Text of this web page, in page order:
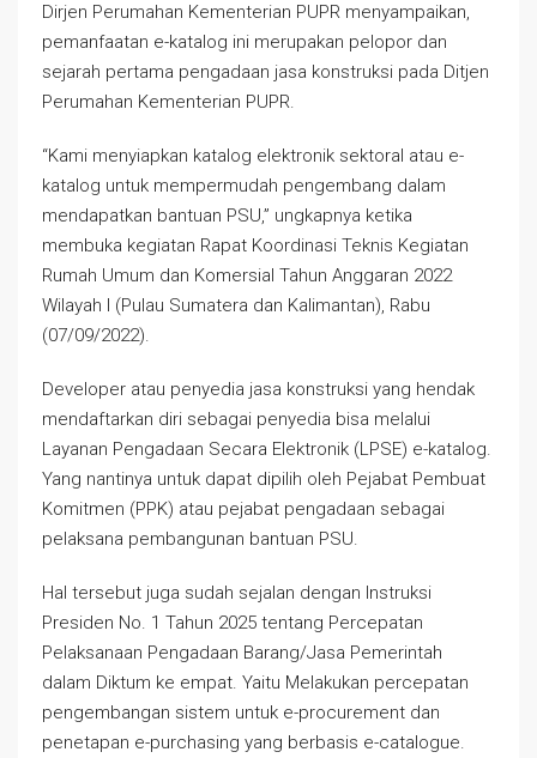
Dirjen Perumahan Kementerian PUPR menyampaikan,
pemanfaatan e-katalog ini merupakan pelopor dan
sejarah pertama pengadaan jasa konstruksi pada Ditjen
Perumahan Kementerian PUPR.
“Kami menyiapkan katalog elektronik sektoral atau e-
katalog untuk mempermudah pengembang dalam
mendapatkan bantuan PSU,” ungkapnya ketika
membuka kegiatan Rapat Koordinasi Teknis Kegiatan
Rumah Umum dan Komersial Tahun Anggaran 2022
Wilayah I (Pulau Sumatera dan Kalimantan), Rabu
(07/09/2022).
Developer atau penyedia jasa konstruksi yang hendak
mendaftarkan diri sebagai penyedia bisa melalui
Layanan Pengadaan Secara Elektronik (LPSE) e-katalog.
Yang nantinya untuk dapat dipilih oleh Pejabat Pembuat
Komitmen (PPK) atau pejabat pengadaan sebagai
pelaksana pembangunan bantuan PSU.
Hal tersebut juga sudah sejalan dengan Instruksi
Presiden No. 1 Tahun 2025 tentang Percepatan
Pelaksanaan Pengadaan Barang/Jasa Pemerintah
dalam Diktum ke empat. Yaitu Melakukan percepatan
pengembangan sistem untuk e-procurement dan
penetapan e-purchasing yang berbasis e-catalogue.